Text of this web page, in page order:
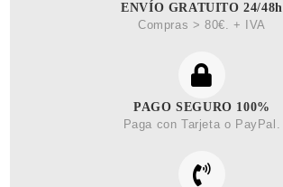
ENVÍO GRATUITO 24/48h
Compras > 80€. + IVA
PAGO SEGURO 100%
Paga con Tarjeta o PayPal.